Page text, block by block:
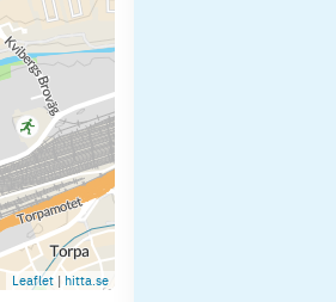
Leaflet | hitta.se